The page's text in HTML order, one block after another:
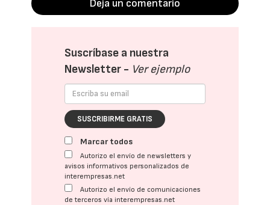
Deja un comentario
Suscríbase a nuestra
Newsletter - Ver ejemplo
SUSCRIBIRME GRATIS
Marcar todos
Autorizo el envío de newsletters y
avisos informativos personalizados de
interempresas.net
Autorizo el envío de comunicaciones
de terceros vía interempresas.net